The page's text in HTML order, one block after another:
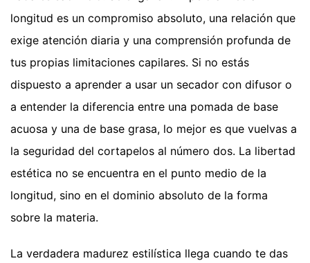
longitud es un compromiso absoluto, una relación que
exige atención diaria y una comprensión profunda de
tus propias limitaciones capilares. Si no estás
dispuesto a aprender a usar un secador con difusor o
a entender la diferencia entre una pomada de base
acuosa y una de base grasa, lo mejor es que vuelvas a
la seguridad del cortapelos al número dos. La libertad
estética no se encuentra en el punto medio de la
longitud, sino en el dominio absoluto de la forma
sobre la materia.
La verdadera madurez estilística llega cuando te das